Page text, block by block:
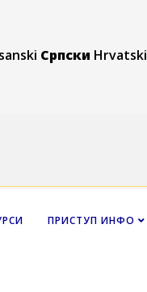
Српски Hrvatski
ПРИСТУП ИНФО